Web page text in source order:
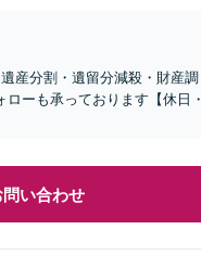
産分割・遺留分減殺・財産調
ーも承っております【休日・
問い合わせ